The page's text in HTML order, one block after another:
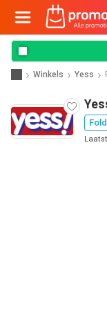
Winkels Yess